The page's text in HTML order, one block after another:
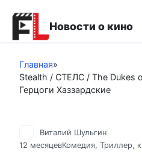
контенту
Новости о кино
Главная»
Stealth / СТЕЛС / The Dukes
Герцоги Хаззардские
Виталий Шульгин
12 месяцевКомедия, Триллер,